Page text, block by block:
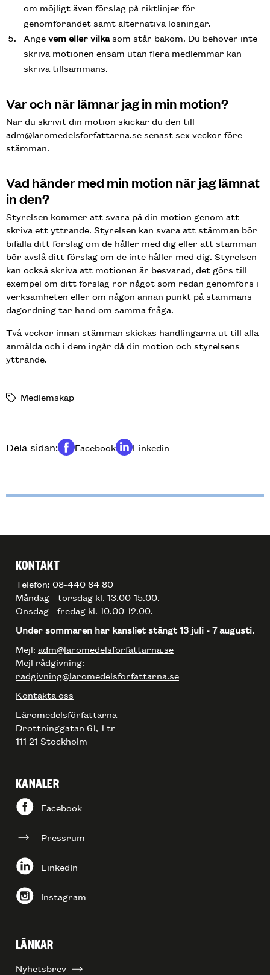
om möjligt även förslag på riktlinjer för
genomförandet samt alternativa lösningar.
Angevem eller vilkasom står bakom. Du behöver inte
skriva motionen ensam utan flera medlemmar kan
skriva tillsammans.
Var och när lämnar jag in min motion?
När du skrivit din motion skickar du den till
adm@laromedelsforfattarna.se senast sex veckor före
stämman.
Vad händer med min motion när jag lämnat
in den?
Styrelsen kommer att svara på din motion genom att
skriva ett yttrande. Styrelsen kan svara att stämman bör
bifalla ditt förslag om de håller med dig eller att stämman
bör avslå ditt förslag om de inte håller med dig. Styrelsen
kan också skriva att motionen är besvarad, det görs till
exempel om ditt förslag rör något som redan genomförs i
verksamheten eller om någon annan punkt på stämmans
dagordning tar hand om samma fråga.
Två veckor innan stämman skickas handlingarna ut till alla
anmälda och i dem ingår då din motion och styrelsens
yttrande.
Medlemskap
Dela sidan:
Dela på
Facebook
Dela på
Linkedin
KONTAKT
Telefon: 08-440 84 80
Måndag - torsdag kl. 13.00-15.00.
Onsdag - fredag kl. 10.00-12.00.
Under sommaren har kansliet stängt 13 juli - 7 augusti.
Mejl: adm@laromedelsforfattarna.se
Mejl rådgivning:
radgivning@laromedelsforfattarna.se
Kontakta oss
Läromedelsförfattarna
Drottninggatan 61, 1 tr
111 21 Stockholm
KANALER
Facebook
Pressrum
LinkedIn
Instagram
LÄNKAR
Nyhetsbrev